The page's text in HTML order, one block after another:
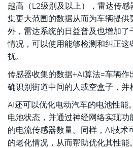
越高（L2级别及以上），雷达传
集更大范围的数据从而为车辆提供
外，雷达系统的日益普及也增加了
情况，可以使用能够检测和纠正
扰。
传感器收集的数据+AI算法=车辆
确识别街道中间的人或空盒子，并
AI还可以优化电动汽车的电池性能
电池状态，并通过神经网络实现功
的电流传感器数量。同样，AI技术
的老化情况，从而帮助优化其性能